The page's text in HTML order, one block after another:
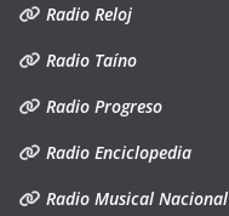
Radio Reloj
Radio Taíno
Radio Progreso
Radio Enciclopedia
Radio Musical Nacional